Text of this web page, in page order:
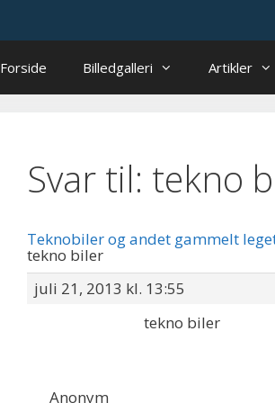
Forside Billedgalleri Artikler
Svar til: tekno
Teknobiler og andet gammelt
tekno biler
juli 21, 2013 kl. 13:55
Anonym
tekno biler